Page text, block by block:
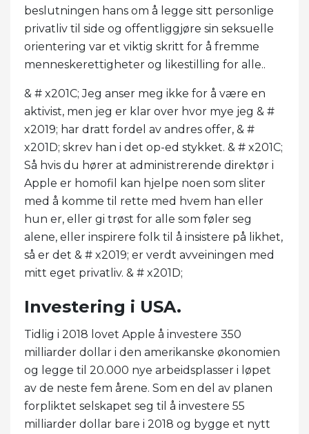
beslutningen hans om å legge sitt personlige
privatliv til side og offentliggjøre sin seksuelle
orientering var et viktig skritt for å fremme
menneskerettigheter og likestilling for alle..
& # x201C; Jeg anser meg ikke for å være en
aktivist, men jeg er klar over hvor mye jeg & #
x2019; har dratt fordel av andres offer, & #
x201D; skrev han i det op-ed stykket. & # x201C;
Så hvis du hører at administrerende direktør i
Apple er homofil kan hjelpe noen som sliter
med å komme til rette med hvem han eller
hun er, eller gi trøst for alle som føler seg
alene, eller inspirere folk til å insistere på likhet,
så er det & # x2019; er verdt avveiningen med
mitt eget privatliv. & # x201D;
Investering i USA.
Tidlig i 2018 lovet Apple å investere 350
milliarder dollar i den amerikanske økonomien
og legge til 20.000 nye arbeidsplasser i løpet
av de neste fem årene. Som en del av planen
forpliktet selskapet seg til å investere 55
milliarder dollar bare i 2018 og bygge et nytt